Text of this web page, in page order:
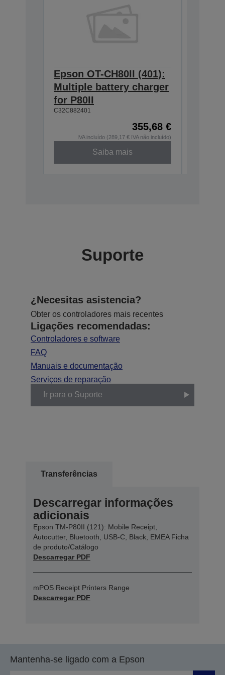
Epson OT-CH80II (401):
Multiple battery charger
for P80II
C32C882401
355,68 €
IVA incluído (289,17 € IVA não incluído)
Saiba mais
Suporte
¿Necesitas asistencia?
Obter os controladores mais recentes
Ligações recomendadas:
Controladores e software
FAQ
Manuais e documentação
Serviços de reparação
Ir para o Suporte
Transferências
Descarregar informações
adicionais
Epson TM-P80II (121): Mobile Receipt,
Autocutter, Bluetooth, USB-C, Black, EMEA Ficha
de produto/Catálogo
Descarregar PDF
mPOS Receipt Printers Range
Descarregar PDF
Mantenha-se ligado com a Epson